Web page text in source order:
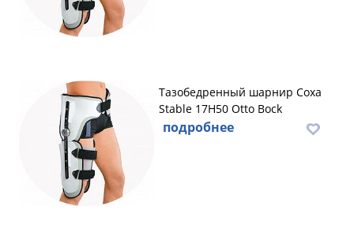
Тазобедренный шарнир Coxa
Stable 17H50 Otto Bock
подробнее